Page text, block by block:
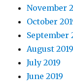
November
October
September
August 2019
July 2019
June 2019